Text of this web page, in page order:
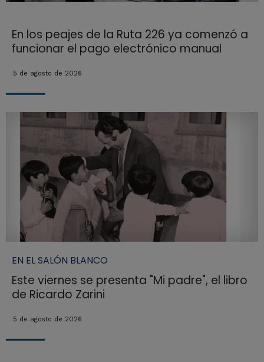
En los peajes de la Ruta 226 ya comenzó a
funcionar el pago electrónico manual
5 de agosto de 2026
EN EL SALÓN BLANCO
Este viernes se presenta "Mi padre", el libro
de Ricardo Zarini
5 de agosto de 2026